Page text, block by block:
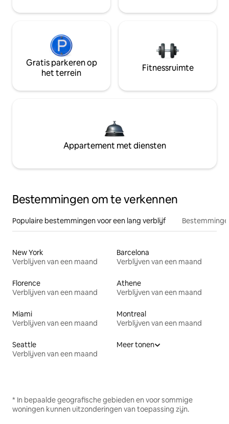
Gratis parkeren op
het terrein
Fitnessruimte
Appartement met diensten
Bestemmingen om te verkennen
Populaire bestemmingen voor een lang verblijf
New York
Verblijven van een maand
Barcelona
Verblijven van een maand
Florence
Verblijven van een maand
Athene
Verblijven van een maand
Miami
Verblijven van een maand
Montreal
Verblijven van een maand
Seattle
Verblijven van een maand
Meer tonen
* In bepaalde geografische gebieden en voor sommige
woningen kunnen uitzonderingen van toepassing zijn.